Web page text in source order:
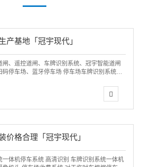
产基地「冠宇现代」
、遥控道闸、车牌识别系统、冠宇智能道闸
码停车场、蓝牙停车场 停车场车牌识别系统技
价格合理「冠宇现代」
一体机停车系统 高清识别 车牌识别系统一体机